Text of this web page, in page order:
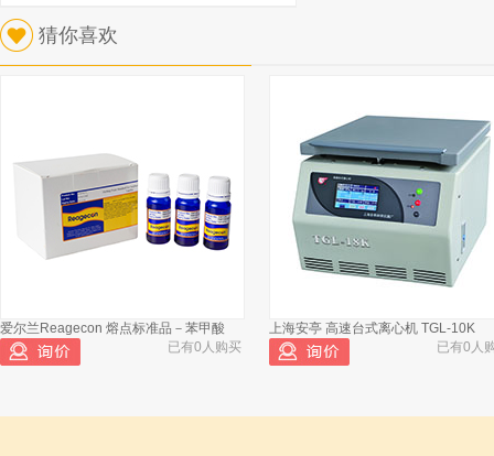
海安 DLY-2岩芯流动试验仪温控仪
猜你喜欢
爱尔兰Reagecon 熔点标准品－苯甲酸
已有0人购买
上海安亭 高速台式离心机 TGL-10K
已有0人